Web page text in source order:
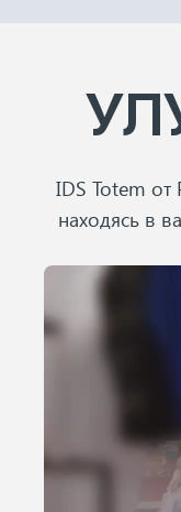
IDS Totem
находясь в